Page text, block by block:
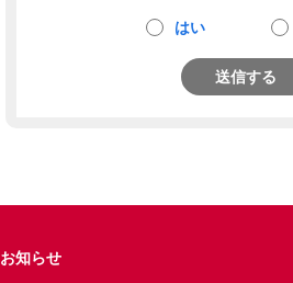
はい
送信する
お知らせ